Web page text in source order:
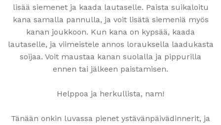
lisää siemenet ja kaada lautaselle. Paista suikaloitu
kana samalla pannulla, ja voit lisätä siemeniä myös
kanan joukkoon. Kun kana on kypsää, kaada
lautaselle, ja viimeistele annos lorauksella laadukasta
soijaa. Voit maustaa kanan suolalla ja pippurilla
ennen tai jälkeen paistamisen.
Helppoa ja herkullista, nam!
Tänään onkin luvassa pienet ystävänpäivädinnerit, ja